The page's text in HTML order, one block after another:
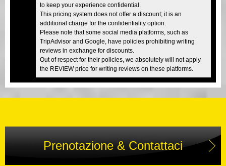
to keep your experience confidential.
This pricing system does not offer a discount; it is an
additional charge for the confidentiality option.
Please note that some social media platforms, such as
TripAdvisor and Google, have policies prohibiting writing
reviews in exchange for discounts.
Out of respect for their policies, we absolutely will not apply
the REVIEW price for writing reviews on these platforms.
Prenotazione & Contattaci